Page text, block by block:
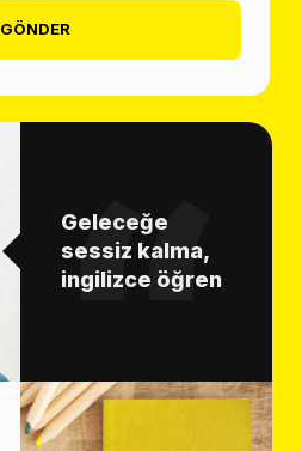
GÖNDER
Geleceğe
sessiz kalma,
ingilizce öğren